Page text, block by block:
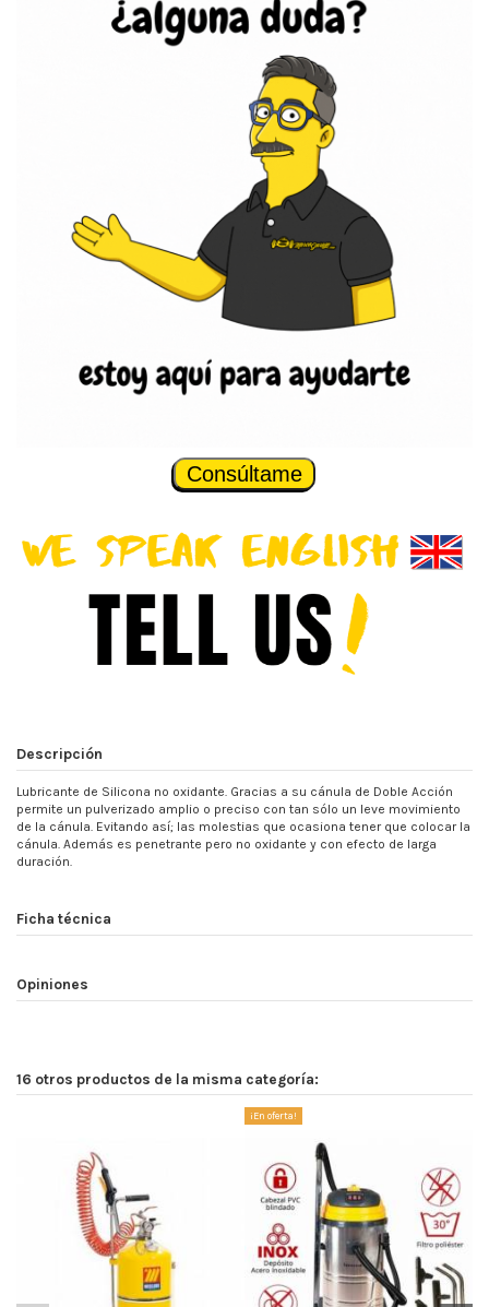
Consúltame
Descripción
Lubricante de Silicona no oxidante. Gracias a su cánula de Doble Acción
permite un pulverizado amplio o preciso con tan sólo un leve movimiento
de la cánula. Evitando así; las molestias que ocasiona tener que colocar la
cánula. Además es penetrante pero no oxidante y con efecto de larga
duración.
Ficha técnica
Opiniones
16 otros productos de la misma categoría:
¡En oferta!